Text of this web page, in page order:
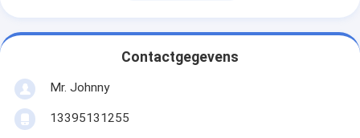
Contactgegevens
Mr. Johnny
13395131255